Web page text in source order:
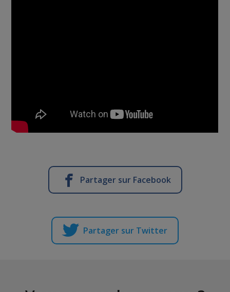
Partager sur Facebook
Partager sur Twitter